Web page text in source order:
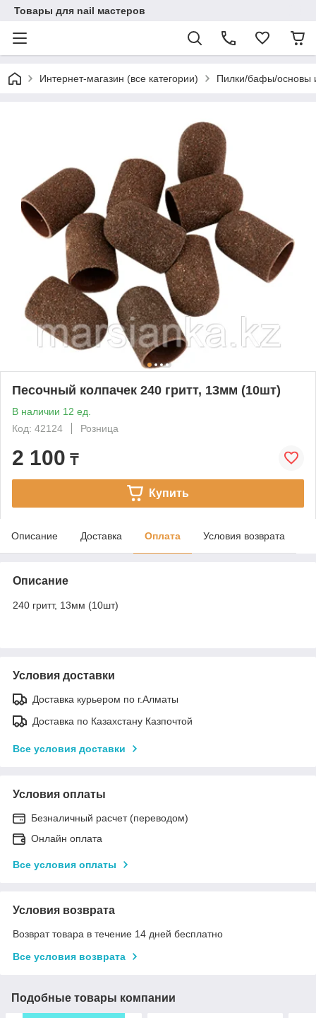
Товары для nail мастеров
Интернет-магазин (все категории) Пилки/бафы/
Песочный колпачек 240 гритт, 13мм (10шт)
В наличии 12 ед.
Код: 42124
Розница
2 100 ₸
Купить
Описание Доставка Оплата Условия возврата
Описание
240 гритт, 13мм (10шт)
Условия доставки
Доставка курьером по г.Алматы
Доставка по Казахстану Казпочтой
Все условия доставки
Условия оплаты
Безналичный расчет (переводом)
Онлайн оплата
Все условия оплаты
Условия возврата
Возврат товара в течение 14 дней бесплатно
Все условия возврата
Подобные товары компании